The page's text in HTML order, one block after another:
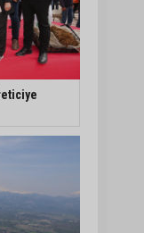
Vekilliği
ilişkin hukuki